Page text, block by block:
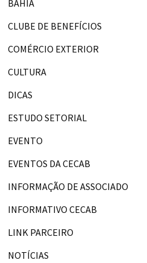
BAHIA
CLUBE DE BENEFÍCIOS
COMÉRCIO EXTERIOR
CULTURA
DICAS
ESTUDO SETORIAL
EVENTO
EVENTOS DA CECAB
INFORMAÇÃO DE ASSOCIADO
INFORMATIVO CECAB
LINK PARCEIRO
NOTÍCIAS